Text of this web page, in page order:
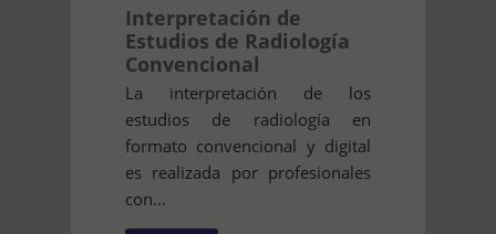
Interpretación de
Estudios de Radiología
Convencional
La interpretación de los
estudios de radiología en
formato convencional y digital
es realizada por profesionales
con...